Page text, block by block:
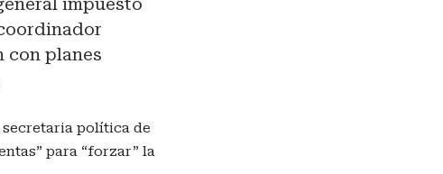
impuesto
con planes
secretaria política de
para “forzar” la